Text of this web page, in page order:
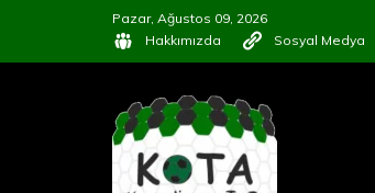
Pazar, Ağustos 09, 2026
Hakkımızda
Sosyal Medya